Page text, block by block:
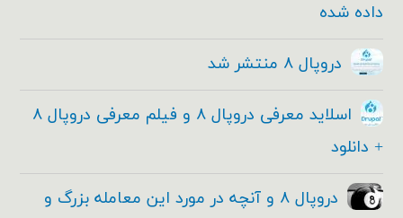
داده شده
دروپال ۸ منتشر شد
اسلاید معرفی دروپال ۸ و فیلم معرفی دروپال ۸
+ دانلود
دروپال ۸ و آنچه در مورد این معامله بزرگ و